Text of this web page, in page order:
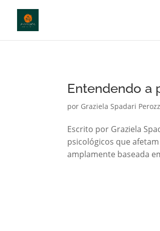
Entendendo a
por Graziela Spadari
Escrito por Graziela
psicológicos que
amplamente baseada